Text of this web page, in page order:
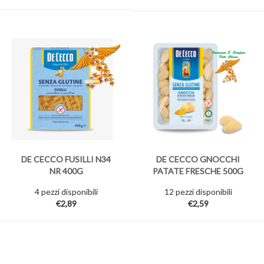
DE CECCO FUSILLI N34
NR 400G
4 pezzi disponibili
€2,89
DE CECCO GNOCCHI
PATATE FRESCHE 500G
12 pezzi disponibili
€2,59